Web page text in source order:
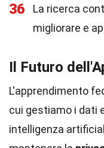
36
La ricerca
migliorare e
Il Futuro
L'apprendimento
cui gestiamo i dati
intelligenza